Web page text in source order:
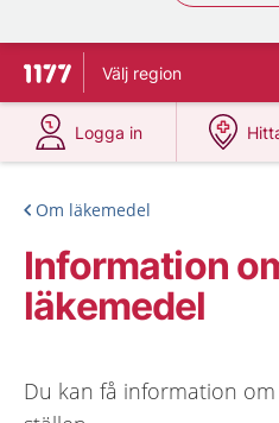
Till startsidan för 1177
Välj region
Logga in
på 1177.se
Om läkemedel
Information
läkemedel
Du kan få information